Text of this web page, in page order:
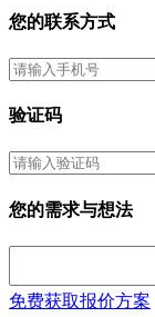
您的联系方式
验证码
您的需求与想法
免费获取报价方案